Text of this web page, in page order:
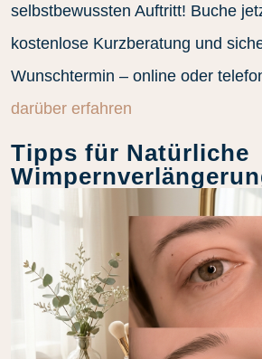
selbstbewussten Auftritt! Buche
kostenlose Kurzberatung und
Wunschtermin – online oder
darüber erfahren
Tipps für Natürliche